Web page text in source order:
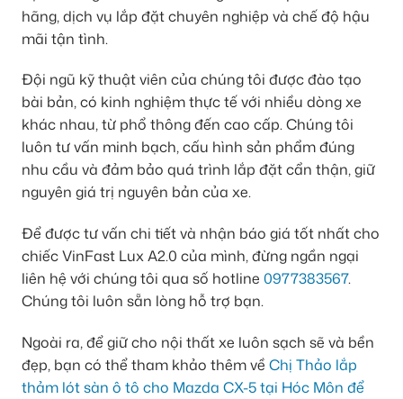
hãng, dịch vụ lắp đặt chuyên nghiệp và chế độ hậu
mãi tận tình.
Đội ngũ kỹ thuật viên của chúng tôi được đào tạo
bài bản, có kinh nghiệm thực tế với nhiều dòng xe
khác nhau, từ phổ thông đến cao cấp. Chúng tôi
luôn tư vấn minh bạch, cấu hình sản phẩm đúng
nhu cầu và đảm bảo quá trình lắp đặt cẩn thận, giữ
nguyên giá trị nguyên bản của xe.
Để được tư vấn chi tiết và nhận báo giá tốt nhất cho
chiếc VinFast Lux A2.0 của mình, đừng ngần ngại
liên hệ với chúng tôi qua số hotline 0977383567.
Chúng tôi luôn sẵn lòng hỗ trợ bạn.
Ngoài ra, để giữ cho nội thất xe luôn sạch sẽ và bền
đẹp, bạn có thể tham khảo thêm về Chị Thảo lắp
thảm lót sàn ô tô cho Mazda CX-5 tại Hóc Môn để